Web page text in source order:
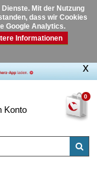
Mit der Nutzung
dass wir Cookies
Google Analytics.
Informationen
0
Konto